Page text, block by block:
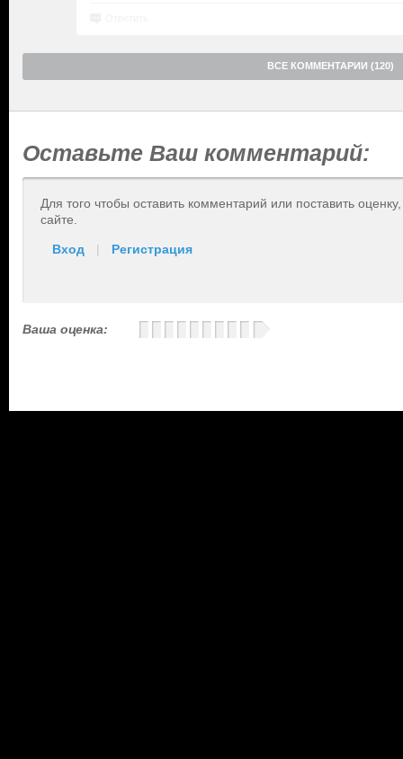
ВСЕ КОММЕНТАРИИ (120)
Оставьте Ваш комментарий:
Для того чтобы оставить комментарий или поставить
сайте.
Вход | Регистрация
Ваша оценка: